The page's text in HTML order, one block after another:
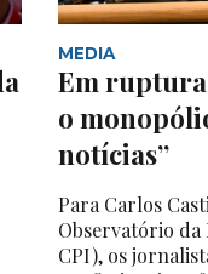
MEDIA
Em
o
notícias”
Para Carlos
Observatório
CPI), os